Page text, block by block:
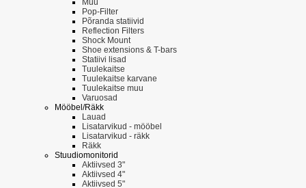
Muu
Pop-Filter
Põranda statiivid
Reflection Filters
Shock Mount
Shoe extensions & T-bars
Statiivi lisad
Tuulekaitse
Tuulekaitse karvane
Tuulekaitse muu
Varuosad
Mööbel/Räkk
Lauad
Lisatarvikud - mööbel
Lisatarvikud - räkk
Räkk
Stuudiomonitorid
Aktiivsed 3"
Aktiivsed 4"
Aktiivsed 5"